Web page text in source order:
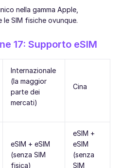
nella gamma Apple,
le SIM fisiche ovunque.
17: Supporto eSIM
Internazionale
(la maggior
parte dei
mercati)
Cina
eSIM + eSIM
(senza SIM
fisica)
eSIM +
eSIM
(senza
SIM